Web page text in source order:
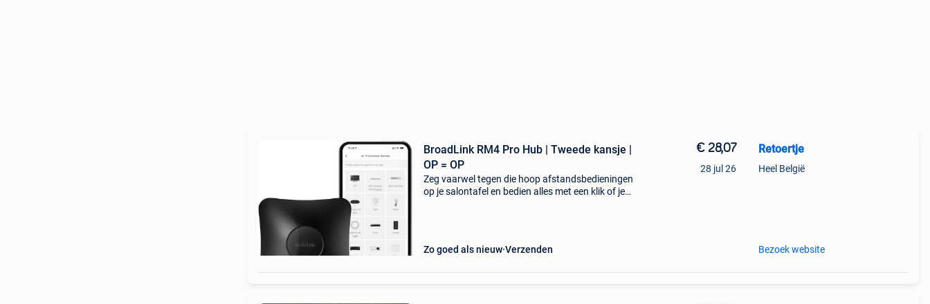
BroadLink RM4 Pro Hub | Tweede kansje |
OP = OP
Zeg vaarwel tegen die hoop afstandsbedieningen
op je salontafel en bedien alles met een klik of je
Zo goed als nieuw Verzenden
€ 28,07
28 jul 26
Retoertje
Heel België
Bezoek website